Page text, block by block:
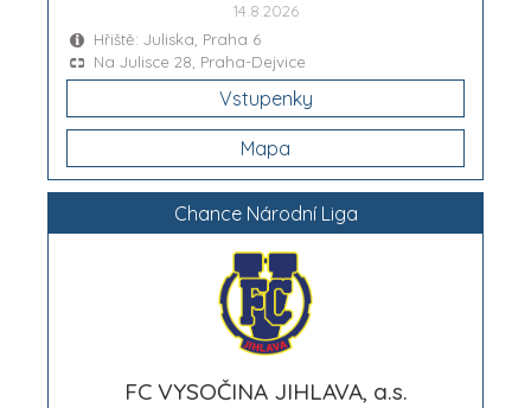
14.8.2026
Hřiště: Juliska, Praha 6
Na Julisce 28, Praha-Dejvice
Vstupenky
Mapa
Chance Národní Liga
FC VYSOČINA JIHLAVA, a.s.